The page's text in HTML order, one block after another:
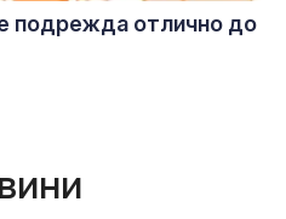
подрежда отлично до